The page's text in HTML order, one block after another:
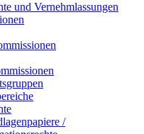
und Vernehmlassungen
/